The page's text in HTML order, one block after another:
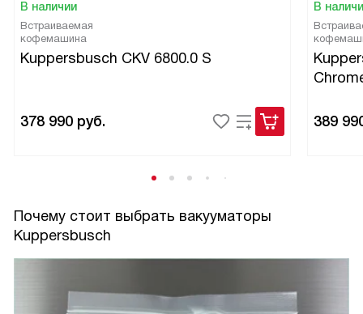
меньше беспокойства о пищевых отходах. В целом
доволен приобретением, оно реально облегчило
домашние рутинные задачи и добавило уверенности при
планировании продуктов на неделю! Рекомендую тем, кто
В наличии
Встраиваемая
кофемашина
Kuppersbusch CKV 6800.0 S
378 990 руб.
В
389
Почему стоит выбрать вакууматоры
Kuppersbusch